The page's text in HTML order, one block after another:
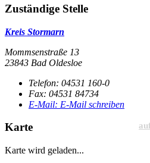
Zuständige Stelle
Kreis Stormarn
Mommsenstraße 13
23843 Bad Oldesloe
Telefon: 04531 160-0
Fax: 04531 84734
E-Mail: E-Mail schreiben
Karte
Karte wird geladen...